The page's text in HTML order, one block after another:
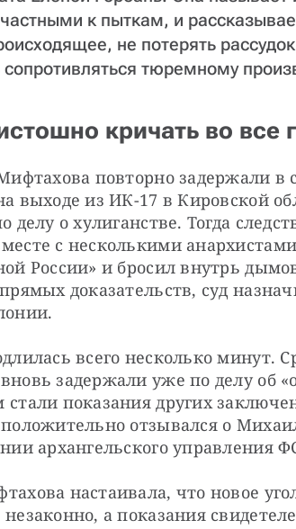
к пыткам, и
не потерять
тюремному
кричать во все
повторно задержали в
выходе из ИК-17 в Кировской
делу о хулиганстве. Тогда
с несколькими
России» и бросил внутрь
доказательств, суд
всего несколько минут.
задержали уже по делу об
стали показания других
отзывался о
архангельского управления
настаивала, что новое
а показания